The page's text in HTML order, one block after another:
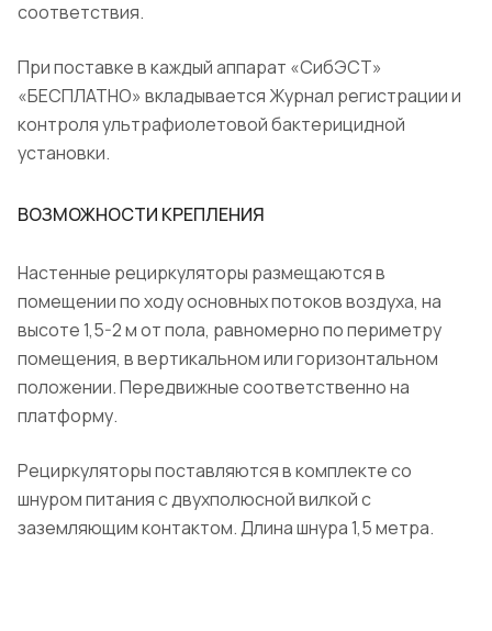
соответствия.
При поставке в каждый аппарат «СибЭСТ»
«БЕСПЛАТНО» вкладывается Журнал регистрации и
контроля ультрафиолетовой бактерицидной
установки.
ВОЗМОЖНОСТИ КРЕПЛЕНИЯ
Настенные рециркуляторы размещаются в
помещении по ходу основных потоков воздуха, на
высоте 1,5-2 м от пола, равномерно по периметру
помещения, в вертикальном или горизонтальном
положении. Передвижные соответственно на
платформу.
Рециркуляторы поставляются в комплекте со
шнуром питания с двухполюсной вилкой с
заземляющим контактом. Длина шнура 1,5 метра.